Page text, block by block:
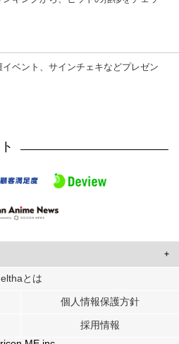
ベント、サインチェキなどプレゼン
、ユーザーに合わせたコンテンツや広告の
各パートナーに提供しています。
ーが各パートナーに提供した他の情報や、
elthaとは
個人情報保護方針
採用情報